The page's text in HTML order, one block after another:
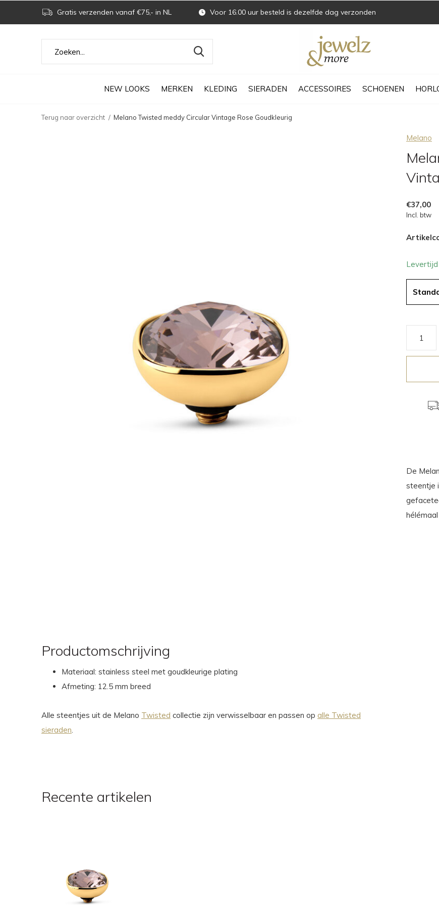
NEW LOOKS MERKEN KLEDING SIERADEN ACCESSOIRES SCHOENEN
Gratis verzenden vanaf €75,- in NL Voor 16.00 uur besteld is dezelfde dag verzonden
Terug naar overzicht Melano Twisted meddy Circular Vintage Rose Goudkleurig
Melano
€37,00
Incl. btw
De
steentje
Productomschrijving
Materiaal: stainless steel met goudkleurige plating
Afmeting: 12.5 mm breed
Alle steentjes uit de Melano Twisted collectie zijn verwisselbaar en passen op alle Twisted
sieraden.
Recente artikelen